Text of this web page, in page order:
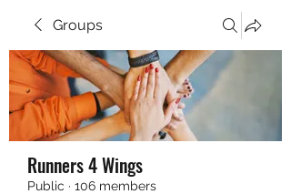
Groups
Runners 4 Wings
Public · 106 members